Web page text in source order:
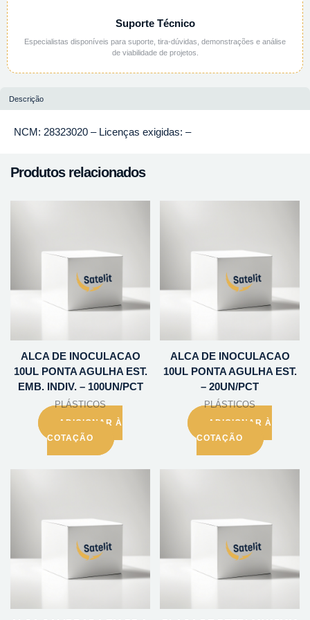
Suporte Técnico
Especialistas disponíveis para suporte, tira-dúvidas, demonstrações e análise
de viabilidade de projetos.
Descrição
NCM: 28323020 – Licenças exigidas: –
Produtos relacionados
ALCA DE INOCULACAO
10UL PONTA AGULHA EST.
EMB. INDIV. – 100UN/PCT
PLÁSTICOS
ADICIONAR À
COTAÇÃO
ALCA DE INOCULACAO
10UL PONTA AGULHA EST.
– 20UN/PCT
PLÁSTICOS
ADICIONAR À
COTAÇÃO